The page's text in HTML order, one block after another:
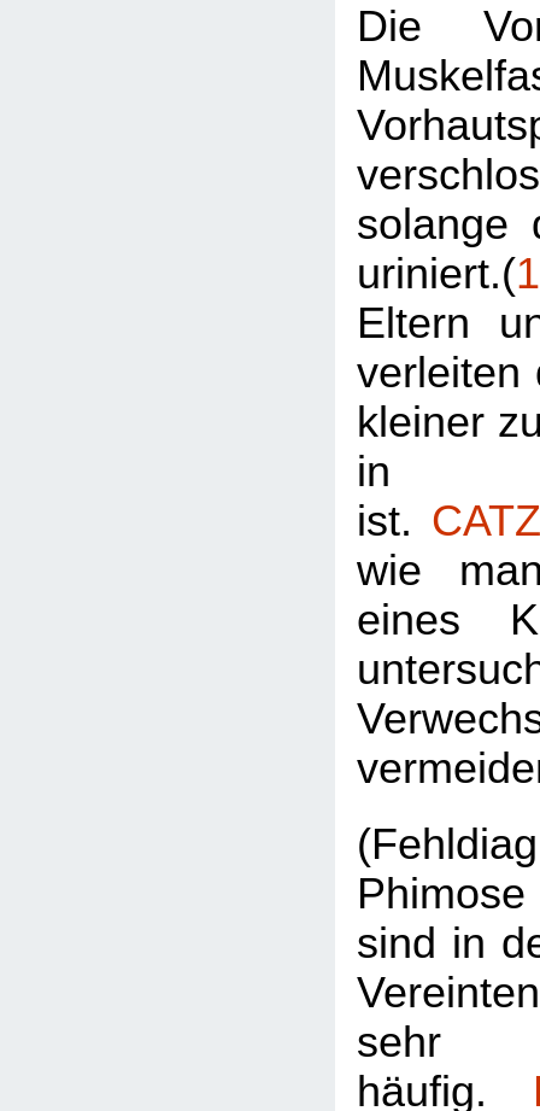
Die
solange
uriniert.(1
Eltern
verleiten
kleiner
in
ist.
wie
eines
sind in
sehr
häufig.